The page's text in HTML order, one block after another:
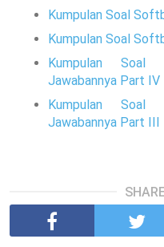
Kumpulan Soal
Kumpulan Soal
Kumpulan Soal
Jawabannya Part IV
Kumpulan Soal
Jawabannya Part III